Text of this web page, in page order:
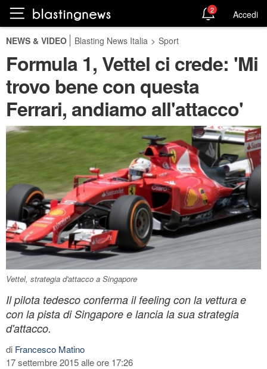
2 Accedi
NEWS & VIDEO Blasting News Italia > Sport
Formula 1, Vettel ci crede: 'Mi
trovo bene con questa
Ferrari, andiamo all'attacco'
Vettel, strategia d'attacco a Singapore
Il pilota tedesco conferma il feeling con la vettura e
con la pista di Singapore e lancia la sua strategia
d'attacco.
di Francesco Matino
17 settembre 2015 alle ore 17:26